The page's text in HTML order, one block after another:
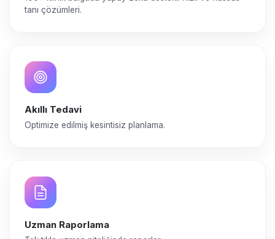
tanı çözümleri.
Akıllı Tedavi
Optimize edilmiş kesintisiz planlama.
Uzman Raporlama